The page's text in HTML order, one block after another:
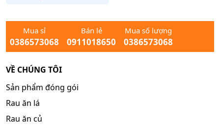
Mua sỉ
0386573068
Bán lẻ
0911018650
Mua số lượng
0386573068
VỀ CHÚNG TÔI
Sản phẩm đóng gói
Rau ăn lá
Rau ăn củ